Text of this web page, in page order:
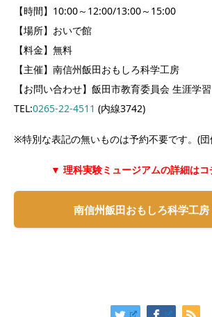
【時間】10:00～12:00/13:00～15:00
【場所】おいで館
【料金】無料
【主催】南信州飯田おもしろ科学工房
【お問い合わせ】飯田市教育委員会 生涯学
TEL:0265-22-4511 (内線3742)
※特別な表記の無いものは予約不要です。(
▼ 理科実験ミュージアムの詳細は
南信州飯田おもしろ科学工房